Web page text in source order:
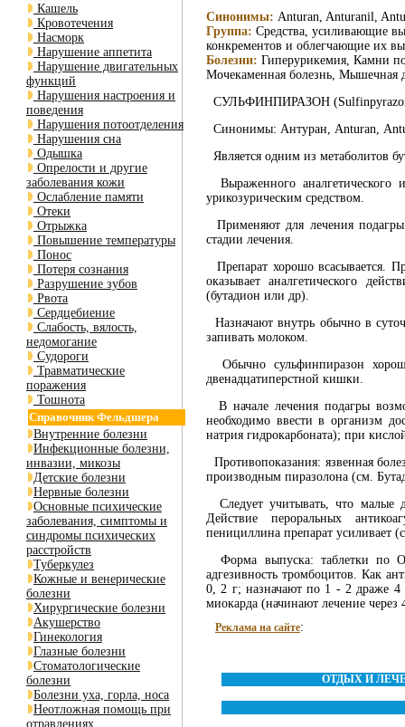
Кашель
Кровотечения
Насморк
Нарушение аппетита
Нарушение двигательных
функций
Нарушения настроения и
поведения
Нарушения потоотделения
Нарушения сна
Одышка
Опрелости и другие
заболевания кожи
Ослабление памяти
Отеки
Отрыжка
Повышение температуры
Понос
Потеря сознания
Разрушение зубов
Рвота
Сердцебиение
Слабость, вялость,
недомогание
Судороги
Травматические
поражения
Тошнота
Справочник Фельдшера
Внутренние болезни
Инфекционные болезни,
инвазии, микозы
Детские болезни
Нервные болезни
Основные психические
заболевания, симптомы и
синдромы психических
расстройств
Туберкулез
Кожные и венерические
болезни
Хирургические болезни
Акушерство
Гинекология
Глазные болезни
Стоматологические
болезни
Болезни уха, горла, носа
Неотложная помощь при
отравлениях
Синонимы: Anturan, Anturanil,
Группа: Средства, усиливающие
конкрементов и облегчающие их
Болезни: Гиперурикемия, Камни
Мочекаменная болезнь, Мышечная
СУЛЬФИНПИРАЗОН
Синонимы: Антуран, Аnturan,
Является одним из метаболитов
Выраженного аналгетического
урикозурическим средством.
Применяют для лечения
стадии лечения.
Препарат хорошо всасывается.
оказывает аналгетического
(бутадион или др).
Назначают внутрь обычно в
запивать молоком.
Обычно сульфинпиразон
двенадцатиперстной кишки.
В начале лечения подагры
необходимо ввести в организм
натрия гидрокарбоната); при
Противопоказания: язвенная
производным пиразолона (см.
Следует учитывать, что малые
Действие пероральных
пенициллина препарат усиливает
Форма выпуска: таблетки по
адгезивность тромбоцитов. Как
0, 2 г; назначают по 1 - 2 драже
миокарда (начинают лечение через
Реклама на сайте:
ОТДЫХ И